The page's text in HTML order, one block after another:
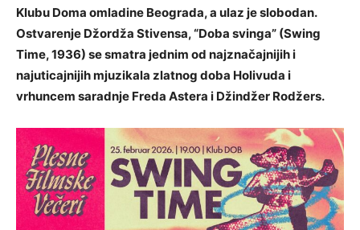
Klubu Doma omladine Beograda, a ulaz je slobodan.
Ostvarenje Džordža Stivensa, “Doba svinga” (Swing
Time, 1936) se smatra jednim od najznačajnijih i
najuticajnijih mjuzikala zlatnog doba Holivuda i
vrhuncem saradnje Freda Astera i Džindžer Rodžers.